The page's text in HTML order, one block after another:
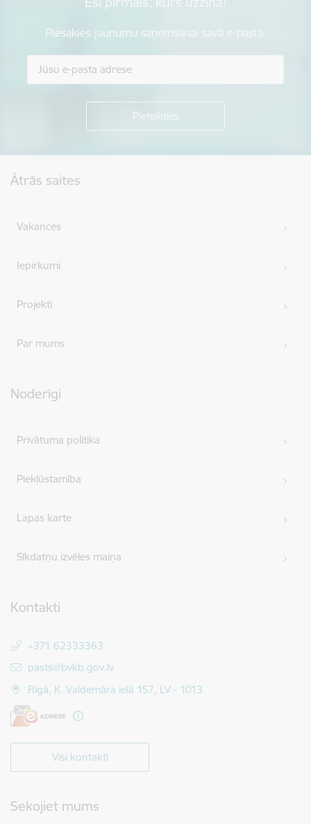
Piesakies jaunumu saņemšanai savā e-pastā.
Ātrās saites
Vakances
Iepirkumi
Projekti
Par mums
Noderīgi
Privātuma politika
Piekļūstamība
Lapas karte
Sīkdatņu izvēles maiņa
Kontakti
+371 62333363
E-pasts:
pasts@bvkb.gov.lv
Rīgā, K. Valdemāra ielā 157, LV - 1013
Visi kontakti
Sekojiet mums